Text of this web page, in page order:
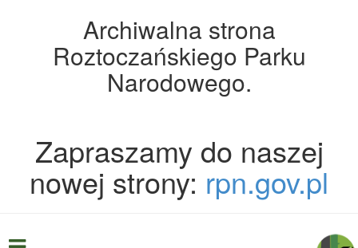
Archiwalna strona
Roztoczańskiego Parku
Narodowego.
Zapraszamy do naszej
nowej strony: rpn.gov.pl